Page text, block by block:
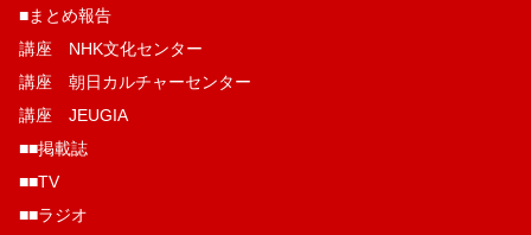
■まとめ報告
講座 NHK文化センター
講座 朝日カルチャーセンター
講座 JEUGIA
■■掲載誌
■■TV
■■ラジオ